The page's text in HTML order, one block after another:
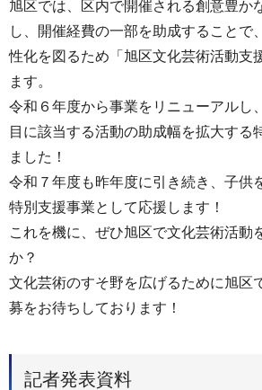
旭区では、区内で開催される創意豊か
し、開催経費の一部を助成することで
性化を図るため「旭区文化芸術活動支
ます。
令和６年度から事業をリニューアルし
目に該当する活動の助成幅を拡大する
ました！
令和７年度も昨年度に引き続き、子供
特別支援事業として応援します！
これを機に、ぜひ旭区で文化芸術活動
か？
文化芸術のすそ野を広げるために旭区
募をお待ちしております！
記者発表資料